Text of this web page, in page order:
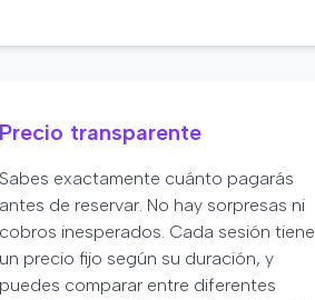
Precio transparente
Sabes exactamente cuánto pagarás
antes de reservar. No hay sorpresas ni
cobros inesperados. Cada sesión tiene
un precio fijo según su duración, y
puedes comparar entre diferentes